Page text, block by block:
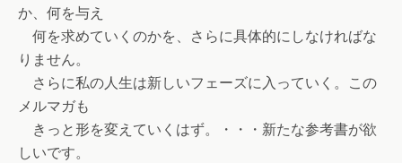
か、何を与え
何を求めていくのかを、さらに具体的にしなければな
りません。
さらに私の人生は新しいフェーズに入っていく。この
メルマガも
きっと形を変えていくはず。・・・新たな参考書が欲
しいです。